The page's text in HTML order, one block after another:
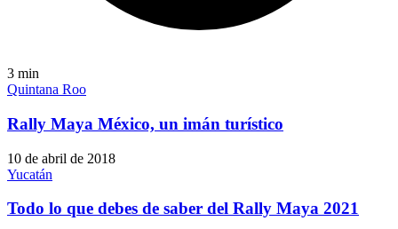
3 min
Quintana Roo
Rally Maya México, un imán turístico
10 de abril de 2018
Yucatán
Todo lo que debes de saber del Rally Maya 2021